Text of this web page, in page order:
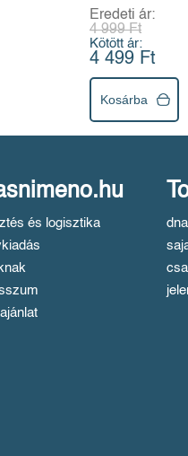
Eredeti ár:
4 999 Ft
Kötött ár:
4 499 Ft
Kosárba
és logisztika